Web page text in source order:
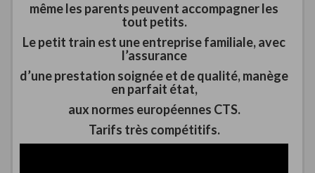
même les parents peuvent accompagner les
tout petits.
Le petit train est une entreprise familiale, avec
l’assurance
d’une prestation soignée et de qualité, manège
en parfait état,
aux normes européennes CTS.
Tarifs très compétitifs.